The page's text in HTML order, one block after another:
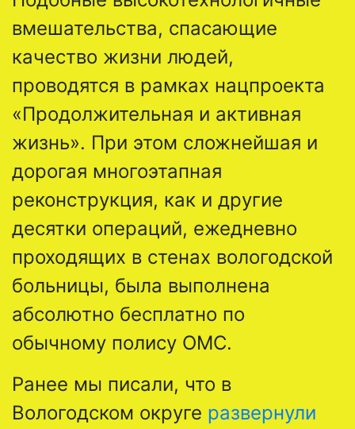
вмешательства, спасающие
качество жизни людей,
проводятся в рамках нацпроекта
«Продолжительная и активная
жизнь». При этом сложнейшая и
дорогая многоэтапная
реконструкция, как и другие
десятки операций, ежедневно
проходящих в стенах вологодской
больницы, была выполнена
абсолютно бесплатно по
обычному полису ОМС.
Ранее мы писали, что в
Вологодском округе развернули